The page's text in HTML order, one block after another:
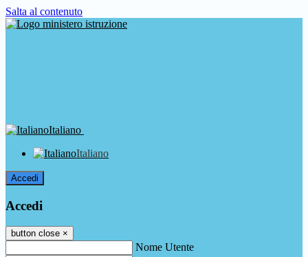
Salta al contenuto
Italiano
Italiano
Accedi
Accedi
button close ×
Nome Utente